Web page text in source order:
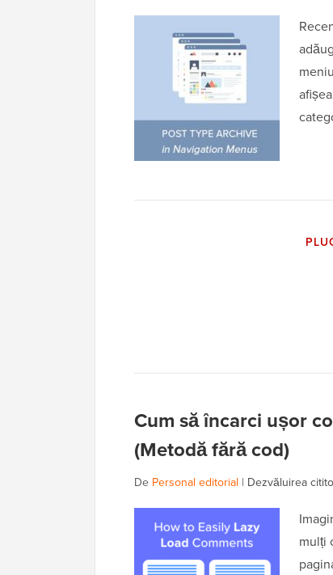
Cum să încarci ușor
(Metodă fără cod)
De Personal editorial | Dezvăluirea
mulți